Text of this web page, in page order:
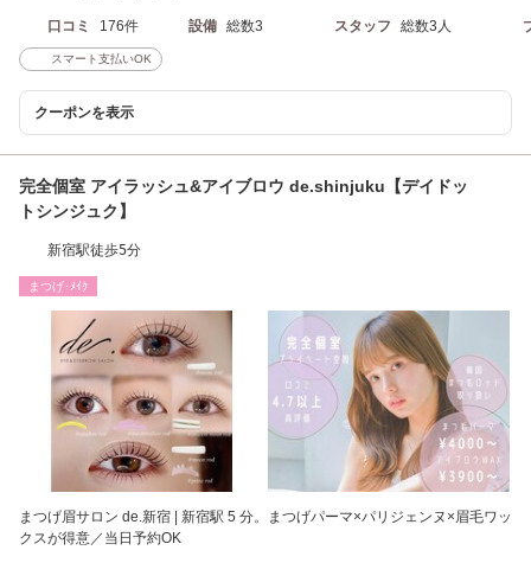
口コミ 176件 設備 総数3 スタッフ 総数3人
スマート支払いOK
クーポンを表示
完全個室 アイラッシュ&アイブロウ de.shinjuku【デイドッ
トシンジュク】
新宿駅徒歩5分
まつげ･ﾒｲｸ
まつげ眉サロン de.新宿 | 新宿駅 5 分。まつげパーマ×パリジェンヌ×眉毛ワッ
クスが得意／当日予約OK